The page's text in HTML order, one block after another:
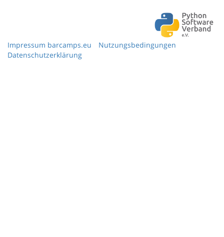
Impressum barcamps.eu
Nutzungsbedingungen
Datenschutzerklärung